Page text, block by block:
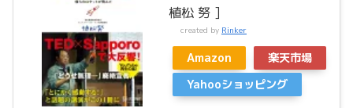
植松 努 ]
created by Rinker
Amazon
楽天市場
Yahooショッピング